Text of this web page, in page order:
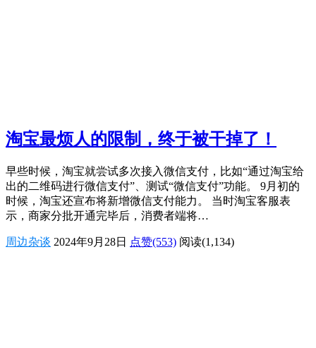
淘宝最烦人的限制，终于被干掉了！
早些时候，淘宝就尝试多次接入微信支付，比如“通过淘宝给
出的二维码进行微信支付”、测试“微信支付”功能。 9月初的
时候，淘宝还宣布将新增微信支付能力。 当时淘宝客服表
示，商家分批开通完毕后，消费者端将…
周边杂谈 2024年9月28日 点赞(553) 阅读(1,134)